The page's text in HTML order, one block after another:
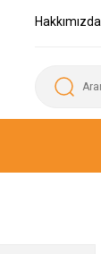
Hakkımızda